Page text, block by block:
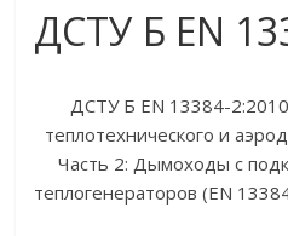
ДСТУ Б EN
ДСТУ Б EN 13384-
теплотехнического и
Часть 2: Дымоходы с
теплогенераторов (EN